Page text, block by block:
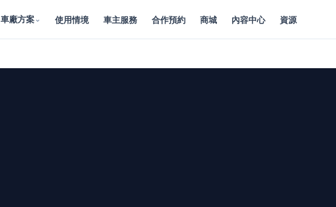
車廠方案⌄ 使用情境 車主服務 合作預約 商城 內容中心 資源